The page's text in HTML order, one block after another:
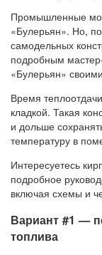
Промышленные
«Булерьян». Но,
самодельных
подробным
«Булерьян»
Время
кладкой. Такая
и дольше
температуру в
Интересуетесь
подробное
включая схемы и
Вариант #1 —
топлива